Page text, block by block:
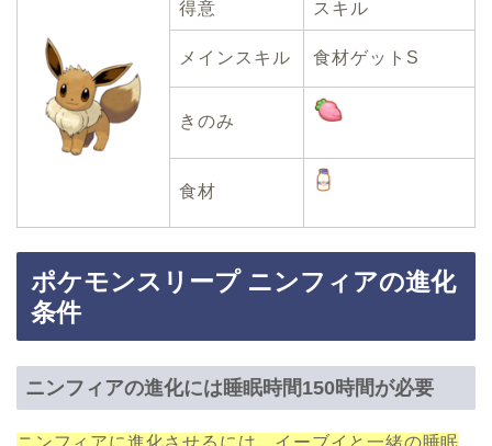
得意 スキル
メインスキル 食材ゲットS
きのみ
食材
ポケモンスリープ ニンフィアの進化
条件
ニンフィアの進化には睡眠時間150時間が必要
ニンフィアに進化させるには、イーブイと一緒の睡眠